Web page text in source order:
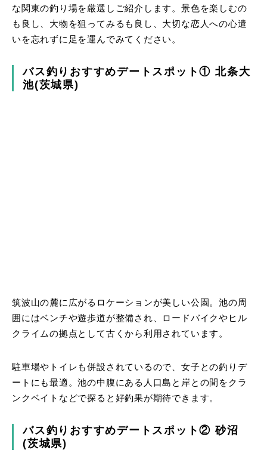
な関東の釣り場を厳選しご紹介します。景色を楽しむの
も良し、大物を狙ってみるも良し、大切な恋人への心遣
いを忘れずに足を運んでみてください。
バス釣りおすすめデートスポット① 北条大
池(茨城県)
筑波山の麓に広がるロケーションが美しい公園。池の周
囲にはベンチや遊歩道が整備され、ロードバイクやヒル
クライムの拠点として古くから利用されています。
駐車場やトイレも併設されているので、女子との釣りデ
ートにも最適。池の中腹にある人口島と岸との間をクラ
ンクベイトなどで探ると好釣果が期待できます。
バス釣りおすすめデートスポット② 砂沼
(茨城県)